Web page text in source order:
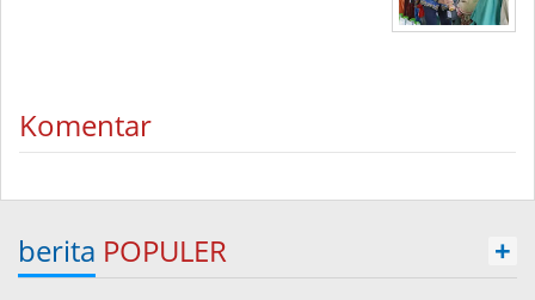
Komentar
berita POPULER +